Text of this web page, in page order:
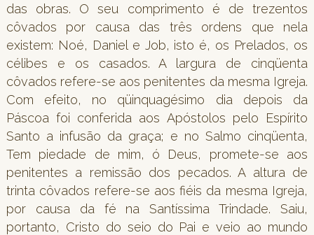
das obras. O seu comprimento é de trezentos
côvados por causa das três ordens que nela
existem: Noé, Daniel e Job, isto é, os Prelados, os
célibes e os casados. A largura de cinqüenta
côvados refere-se aos penitentes da mesma Igreja.
Com efeito, no qüinquagésimo dia depois da
Páscoa foi conferida aos Apóstolos pelo Espírito
Santo a infusão da graça; e no Salmo cinqüenta,
Tem piedade de mim, ó Deus, promete-se aos
penitentes a remissão dos pecados. A altura de
trinta côvados refere-se aos fiéis da mesma Igreja,
por causa da fé na Santíssima Trindade. Saiu,
portanto, Cristo do seio do Pai e veio ao mundo